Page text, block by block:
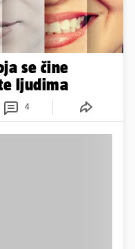
se čine
ljudima
4